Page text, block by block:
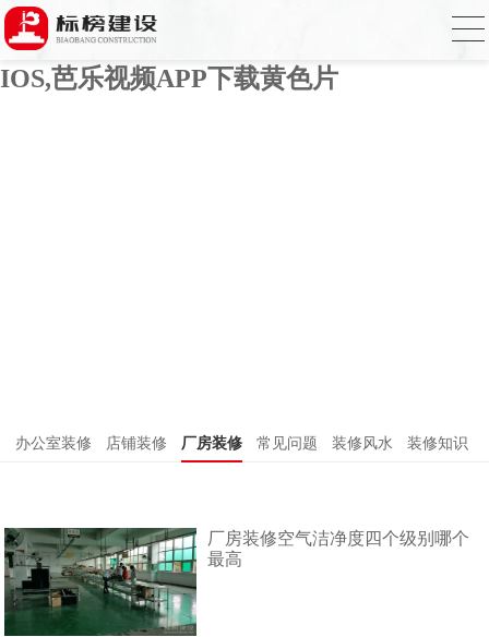
芭乐APP官方网站下载进入,芭乐APP下载
网址进入18免费破解,芭乐视频APP下载
IOS,芭乐视频APP下载黄色片
办公室装修 店铺装修 厂房装修 常见问题 装修风水 装修知识
厂房装修空气洁净度四个级别哪个
最高